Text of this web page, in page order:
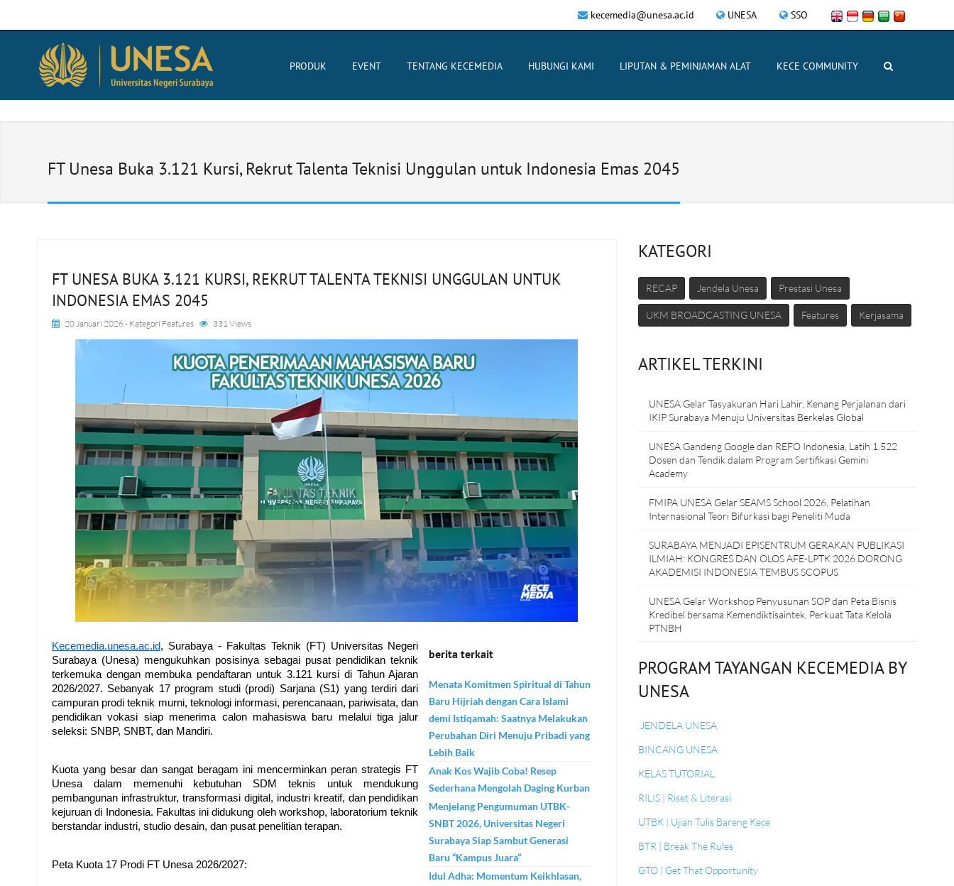
UNESA SSO
kecemedia@unesa.ac.id
PRODUK EVENT TENTANG KECEMEDIA HUBUNGI KAMI LIPUTAN & PEMINJAMAN ALAT KECE COMMUNITY
FT Unesa Buka 3.121 Kursi, Rekrut Talenta Teknisi Unggulan untuk Indonesia Emas 2045
FT UNESA BUKA 3.121 KURSI, REKRUT TALENTA TEKNISI UNGGULAN UNTUK
INDONESIA EMAS 2045
20 Januari 2026- Kategori Features 331 Views
berita terkait
Menata Komitmen Spiritual di Tahun
Baru Hijriah dengan Cara Islami
demi Istiqamah: Saatnya Melakukan
Perubahan Diri Menuju Pribadi yang
Lebih Baik
Anak Kos Wajib Coba! Resep
Sederhana Mengolah Daging Kurban
Menjelang Pengumuman UTBK-
SNBT 2026, Universitas Negeri
Surabaya Siap Sambut Generasi
Baru “Kampus Juara”
Idul Adha: Momentum Keikhlasan,
Kecemedia.unesa.ac.id, Surabaya - Fakultas Teknik (FT) Universitas Negeri
Surabaya (Unesa) mengukuhkan posisinya sebagai pusat pendidikan teknik
terkemuka dengan membuka pendaftaran untuk 3.121 kursi di Tahun Ajaran
2026/2027. Sebanyak 17 program studi (prodi) Sarjana (S1) yang terdiri dari
campuran prodi teknik murni, teknologi informasi, perencanaan, pariwisata, dan
pendidikan vokasi siap menerima calon mahasiswa baru melalui tiga jalur
seleksi: SNBP, SNBT, dan Mandiri.
Kuota yang besar dan sangat beragam ini mencerminkan peran strategis FT
Unesa dalam memenuhi kebutuhan SDM teknis untuk mendukung
pembangunan infrastruktur, transformasi digital, industri kreatif, dan pendidikan
kejuruan di Indonesia. Fakultas ini didukung oleh workshop, laboratorium teknik
berstandar industri, studio desain, dan pusat penelitian terapan.
Peta Kuota 17 Prodi FT Unesa 2026/2027:
KATEGORI
RECAP Jendela Unesa Prestasi Unesa
UKM BROADCASTING UNESA Features Kerjasama
ARTIKEL TERKINI
UNESA Gelar Tasyakuran Hari Lahir, Kenang Perjalanan dari
IKIP Surabaya Menuju Universitas Berkelas Global
UNESA Gandeng Google dan REFO Indonesia, Latih 1.522
Dosen dan Tendik dalam Program Sertifikasi Gemini
Academy
FMIPA UNESA Gelar SEAMS School 2026, Pelatihan
Internasional Teori Bifurkasi bagi Peneliti Muda
SURABAYA MENJADI EPISENTRUM GERAKAN PUBLIKASI
ILMIAH: KONGRES DAN OLOS AFE-LPTK 2026 DORONG
AKADEMISI INDONESIA TEMBUS SCOPUS
UNESA Gelar Workshop Penyusunan SOP dan Peta Bisnis
Kredibel bersama Kemendiktisaintek, Perkuat Tata Kelola
PTNBH
PROGRAM TAYANGAN KECEMEDIA BY
UNESA
JENDELA UNESA
BINCANG UNESA
KELAS TUTORIAL
RILIS | Riset & Literasi
UTBK | Ujian Tulis Bareng Kece
BTR | Break The Rules
GTO | Get That Opportunity